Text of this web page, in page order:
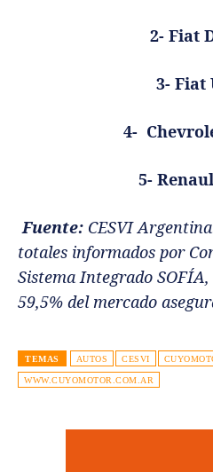
2- Fiat
3- Fiat
4-
5-
Fuente: CESVI
totales informados por
Sistema Integrado
59,5% del mercado
TEMAS AUTOS CESVI
WWW.CUYOMOTOR.COM.AR